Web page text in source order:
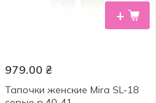
+
979.00 ₴
Тапочки женские Mira SL-18